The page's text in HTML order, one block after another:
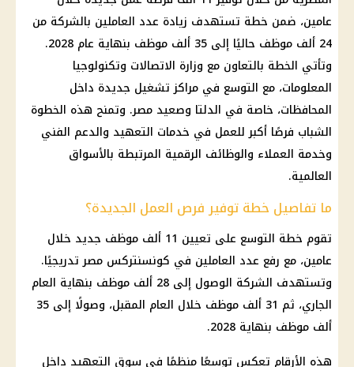
عامين، ضمن خطة تستهدف زيادة عدد العاملين بالشركة من
24 ألف موظف حاليًا إلى 35 ألف موظف بنهاية عام 2028.
وتأتي الخطة بالتعاون مع وزارة الاتصالات وتكنولوجيا
المعلومات، مع التوسع في مراكز تشغيل جديدة داخل
المحافظات، خاصة في الدلتا وصعيد مصر. وتمنح هذه الخطوة
الشباب فرصًا أكبر للعمل في خدمات التعهيد والدعم الفني
وخدمة العملاء والوظائف الرقمية المرتبطة بالأسواق
العالمية.
ما تفاصيل خطة توفير فرص العمل الجديدة؟
تقوم خطة التوسع على تعيين 11 ألف موظف جديد خلال
عامين، مع رفع عدد العاملين في كونسنتركس مصر تدريجيًا.
وتستهدف الشركة الوصول إلى 28 ألف موظف بنهاية العام
الجاري، ثم 31 ألف موظف خلال العام المقبل، وصولًا إلى 35
ألف موظف بنهاية 2028.
هذه الأرقام تعكس توسعًا منظمًا في سوق التعهيد داخل